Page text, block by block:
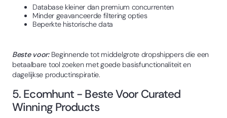
Database kleiner dan premium concurrenten
Minder geavanceerde filtering opties
Beperkte historische data
Beste voor:Beginnende tot middelgrote dropshippers die een
betaalbare tool zoeken met goede basisfunctionaliteit en
dagelijkse productinspiratie.
5. Ecomhunt - Beste Voor Curated
Winning Products